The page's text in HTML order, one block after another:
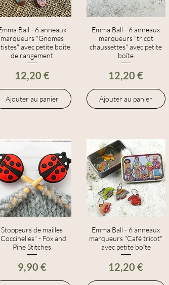
Aperçu rapide
Ball - 6 anneaux
marqueurs "Gnomes
avec petite boîte
de rangement
Prix
12,20 €
Ajouter au panier
Aperçu rapide
Emma Ball - 6 anneaux
marqueurs "tricot
chaussettes" avec petite
boîte
Prix
12,20 €
Ajouter au panier
Aperçu rapide
Stoppeurs de mailles
- Fox and
Pine Stitches
Prix
9,90 €
Aperçu rapide
Emma Ball - 6 anneaux
marqueurs "Café tricot"
avec petite boîte
Prix
12,20 €